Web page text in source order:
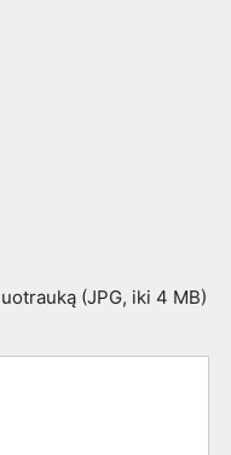
(JPG, iki 4 MB)